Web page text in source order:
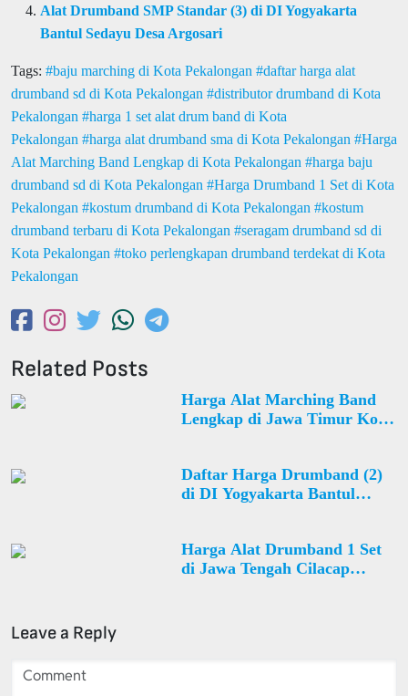
Alat Drumband SMP Standar (3) di DI Yogyakarta
Bantul Sedayu Desa Argosari
Tags: baju marching di Kota Pekalongan
daftar harga alat
drumband sd di Kota Pekalongan
distributor drumband di Kota
Pekalongan
harga 1 set alat drum band di Kota
Pekalongan
harga alat drumband sma di Kota Pekalongan
Harga
Alat Marching Band Lengkap di Kota Pekalongan
harga baju
drumband sd di Kota Pekalongan
Harga Drumband 1 Set di Kota
Pekalongan
kostum drumband di Kota Pekalongan
kostum
drumband terbaru di Kota Pekalongan
seragam drumband sd di
Kota Pekalongan
toko perlengkapan drumband terdekat di Kota
Pekalongan
Related Posts
Harga Alat Marching Band
Lengkap di Jawa Timur Kota
Daftar Harga Drumband (2)
di DI Yogyakarta Bantul
Harga Alat Drumband 1 Set
di Jawa Tengah Cilacap
Leave a Reply